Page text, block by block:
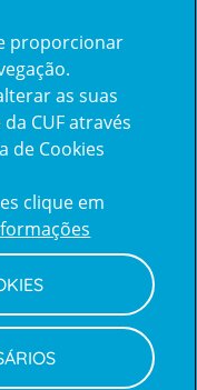
e Condições
proporcionar
as suas
CUF através
de Cookies
clique em